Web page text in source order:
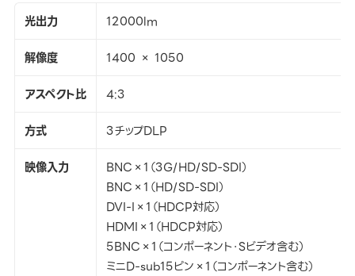
光出力
12000lm
解像度
1400 × 1050
アスペクト比
4:3
方式
3チップDLP
映像入力
BNC×1（3G/HD/SD-SDI）
BNC×1（HD/SD-SDI）
DVI-I×1（HDCP対応）
HDMI×1（HDCP対応）
5BNC×1（コンポーネント・Sビデオ含む）
ミニD-sub15ピン×1（コンポーネント含む）